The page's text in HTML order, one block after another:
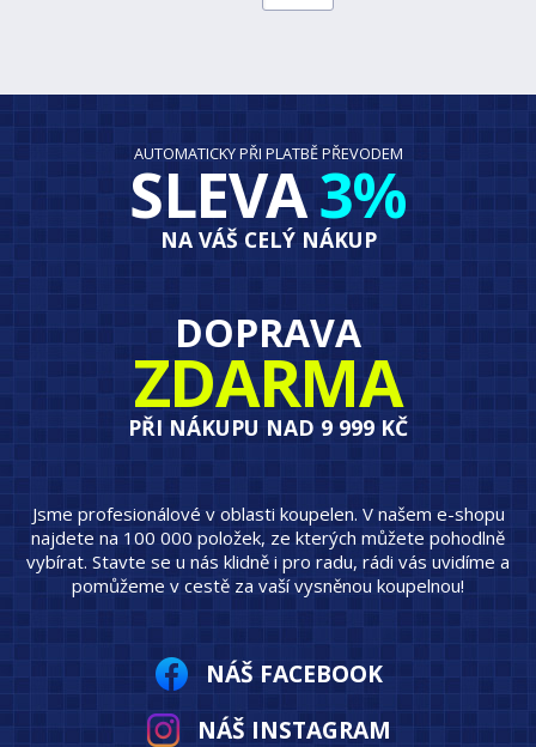
AUTOMATICKY PŘI PLATBĚ PŘEVODEM
SLEVA3%
NA VÁŠ CELÝ NÁKUP
DOPRAVA
ZDARMA
PŘI NÁKUPU NAD 9 999 KČ
Jsme profesionálové v oblasti koupelen. V našem e-shopu
najdete na 100 000 položek, ze kterých můžete pohodlně
vybírat. Stavte se u nás klidně i pro radu, rádi vás uvidíme a
pomůžeme v cestě za vaší vysněnou koupelnou!
NÁŠ FACEBOOK
NÁŠ INSTAGRAM